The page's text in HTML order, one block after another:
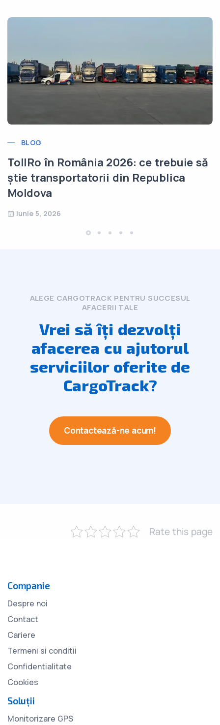
ce trebuie să
Republica
TollRo – Tot ce
faci transport în
ALEGE CARGOTRACK PENTRU SUCCESUL
AFACERII TALE
Vrei să îți dezvolți
afacerea cu ajutorul
serviciilor oferite de
CargoTrack?
Contactează-ne acum!
Rate this page
Companie
Despre noi
Contact
Cariere
Termeni si conditii
Confidentialitate
Cookies
Soluții
Monitorizare GPS